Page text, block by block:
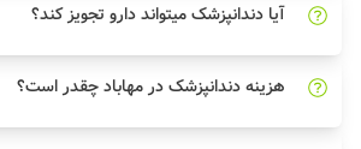
آیا دندانپزشک میتواند دارو تجویز کند؟
هزینه دندانپزشک در مهاباد چقدر است؟